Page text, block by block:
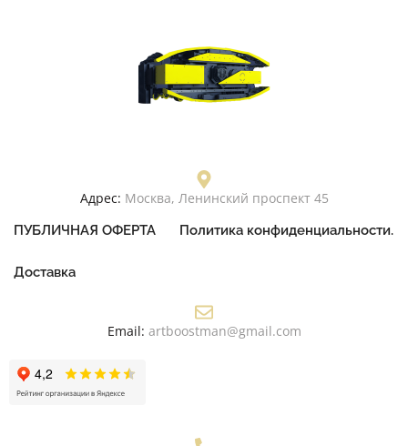
Адрес: Москва, Ленинский проспект 45
ПУБЛИЧНАЯ ОФЕРТА Политика конфиденциальности.
Доставка
Email: artboostman@gmail.com